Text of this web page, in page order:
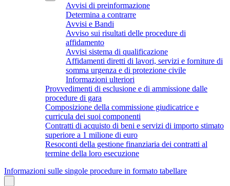
Avvisi di preinformazione
Determina a contrarre
Avvisi e Bandi
Avviso sui risultati delle procedure di
affidamento
Avvisi sistema di qualificazione
Affidamenti diretti di lavori, servizi e forniture di
somma urgenza e di protezione civile
Informazioni ulteriori
Provvedimenti di esclusione e di ammissione dalle
procedure di gara
Composizione della commissione giudicatrice e
curricula dei suoi componenti
Contratti di acquisto di beni e servizi di importo stimato
superiore a 1 milione di euro
Resoconti della gestione finanziaria dei contratti al
termine della loro esecuzione
Informazioni sulle singole procedure in formato tabellare